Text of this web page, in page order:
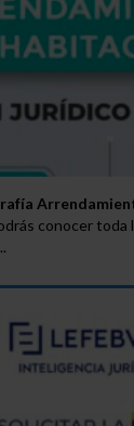
conocer toda